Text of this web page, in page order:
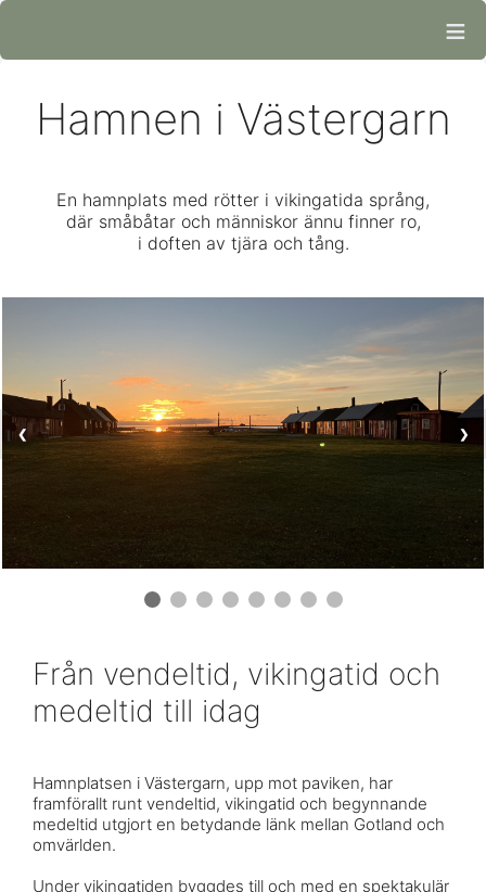
≡
Hamnen i Västergarn
En hamnplats med rötter i vikingatida språng,
där småbåtar och människor ännu finner ro,
i doften av tjära och tång.
❮ ❯
Från vendeltid, vikingatid och
medeltid till idag
Hamnplatsen i Västergarn, upp mot paviken, har
framförallt runt vendeltid, vikingatid och begynnande
medeltid utgjort en betydande länk mellan Gotland och
omvärlden.
Under vikingatiden byggdes till och med en spektakulär